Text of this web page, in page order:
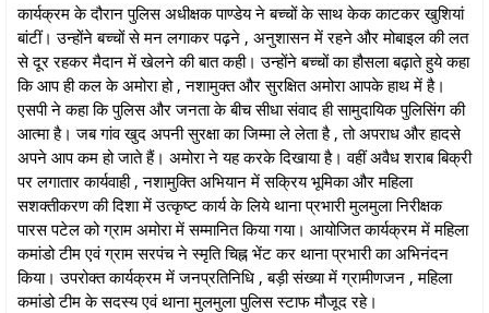
कार्यक्रम के दौरान पुलिस अधीक्षक पाण्डेय ने बच्चों के साथ केक काटकर खुशियां
बांटीं। उन्होंने बच्चों से मन लगाकर पढ़ने , अनुशासन में रहने और मोबाइल की लत
से दूर रहकर मैदान में खेलने की बात कही। उन्होंने बच्चों का हौसला बढ़ाते हुये कहा
कि आप ही कल के अमोरा हो , नशामुक्त और सुरक्षित अमोरा आपके हाथ में है।‌
एसपी ने कहा कि पुलिस और जनता के बीच सीधा संवाद ही सामुदायिक पुलिसिंग की
आत्मा है। जब गांव खुद अपनी सुरक्षा का जिम्मा ले लेता है , तो अपराध और हादसे
अपने आप कम हो जाते हैं। अमोरा ने यह करके दिखाया है। वहीं अवैध शराब बिक्री
पर लगातार कार्यवाही , नशामुक्ति अभियान में सक्रिय भूमिका और महिला
सशक्तीकरण की दिशा में उत्कृष्ट कार्य के लिये थाना प्रभारी मुलमुला निरीक्षक
पारस पटेल को ग्राम अमोरा में सम्मानित किया गया। आयोजित कार्यक्रम में महिला
कमांडो टीम एवं ग्राम सरपंच ने स्मृति चिह्न भेंट कर थाना प्रभारी का अभिनंदन
किया। उपरोक्त कार्यक्रम में जनप्रतिनिधि , बड़ी संख्या में ग्रामीणजन , महिला
कमांडो टीम के सदस्य एवं थाना मुलमुला पुलिस स्टाफ मौजूद रहे।